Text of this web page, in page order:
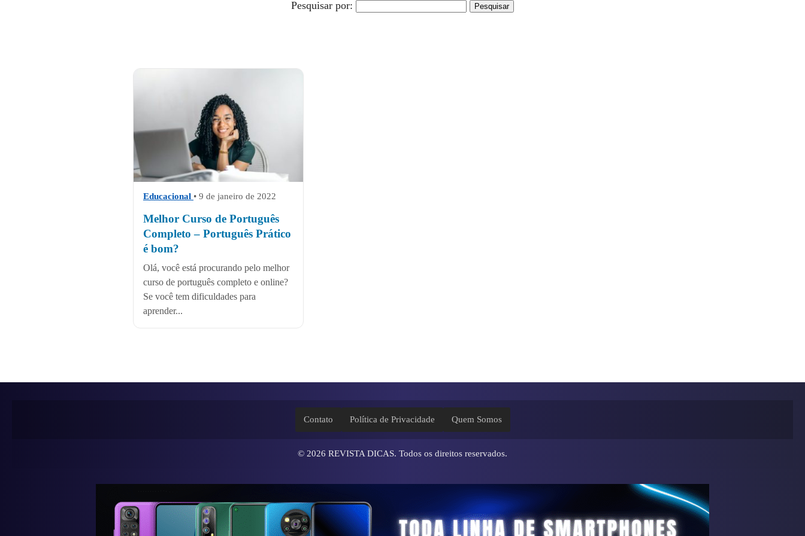
Pesquisar por:
Educacional • 9 de janeiro de 2022
Melhor Curso de Português
Completo – Português Prático
é bom?
Olá, você está procurando pelo melhor
curso de português completo e online?
Se você tem dificuldades para
aprender...
Contato Política de Privacidade Quem Somos
© 2026 REVISTA DICAS. Todos os direitos reservados.